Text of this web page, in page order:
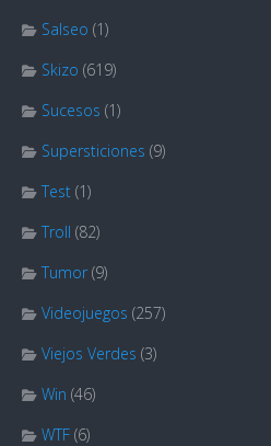
Salseo (1)
Skizo (619)
Sucesos (1)
Supersticiones (9)
Test (1)
Troll (82)
Tumor (9)
Videojuegos (257)
Viejos Verdes (3)
Win (46)
WTF (6)